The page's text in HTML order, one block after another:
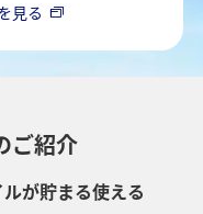
見る
ご紹介
が貯まる使える